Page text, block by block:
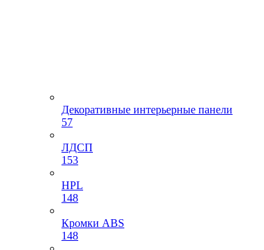
Декоративные интерьерные панели
57
ЛДСП
153
HPL
148
Кромки ABS
148